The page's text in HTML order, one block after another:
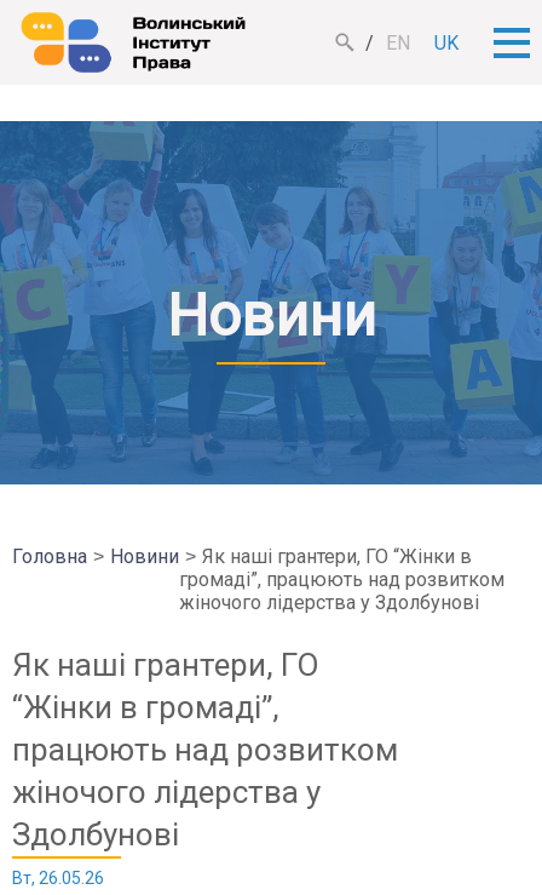
EN UK
Новини
Головна Новини
Як наші грантери, ГО “Жінки в
громаді”, працюють над розвитком
жіночого лідерства у Здолбунові
Як наші грантери, ГО
“Жінки в громаді”,
працюють над розвитком
жіночого лідерства у
Здолбунові
Вт, 26.05.26